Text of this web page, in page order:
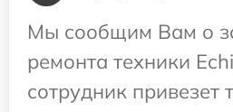
Мы сообщим Вам о
ремонта техники
сотрудник привезет